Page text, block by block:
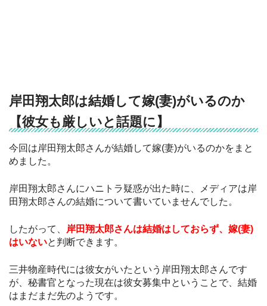
岸田翔太郎は結婚して嫁(妻)がいるのか
【彼女も厳しいと話題に】
今回は岸田翔太郎さんが結婚して嫁(妻)がいるのかをまと
めました。
岸田翔太郎さんにハニトラ疑惑が出た時に、メディアは岸
田翔太郎さんの結婚について書いていませんでした。
したがって、
岸田翔太郎さんは結婚はしておらず、嫁(妻)
はいないと判断できます。
三井物産時代には彼女がいたという岸田翔太郎さんです
が、秘書官となった現在は彼女募集中ということで、結婚
はまだまだ先のようです。